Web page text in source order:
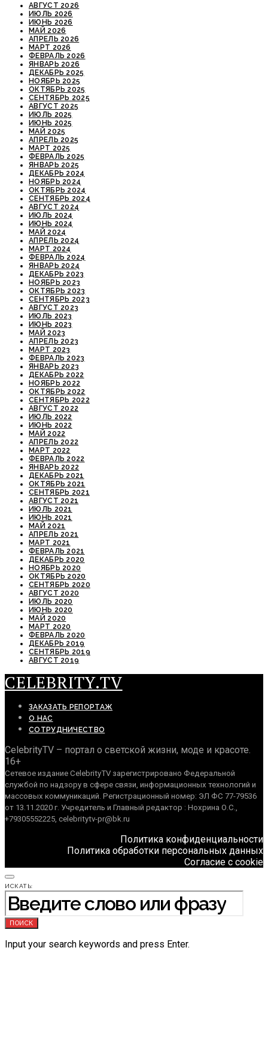
АВГУСТ 2026
ИЮЛЬ 2026
ИЮНЬ 2026
МАЙ 2026
АПРЕЛЬ 2026
МАРТ 2026
ФЕВРАЛЬ 2026
ЯНВАРЬ 2026
ДЕКАБРЬ 2025
НОЯБРЬ 2025
ОКТЯБРЬ 2025
СЕНТЯБРЬ 2025
АВГУСТ 2025
ИЮЛЬ 2025
ИЮНЬ 2025
МАЙ 2025
АПРЕЛЬ 2025
МАРТ 2025
ФЕВРАЛЬ 2025
ЯНВАРЬ 2025
ДЕКАБРЬ 2024
НОЯБРЬ 2024
ОКТЯБРЬ 2024
СЕНТЯБРЬ 2024
АВГУСТ 2024
ИЮЛЬ 2024
ИЮНЬ 2024
МАЙ 2024
АПРЕЛЬ 2024
МАРТ 2024
ФЕВРАЛЬ 2024
ЯНВАРЬ 2024
ДЕКАБРЬ 2023
НОЯБРЬ 2023
ОКТЯБРЬ 2023
СЕНТЯБРЬ 2023
АВГУСТ 2023
ИЮЛЬ 2023
ИЮНЬ 2023
МАЙ 2023
АПРЕЛЬ 2023
МАРТ 2023
ФЕВРАЛЬ 2023
ЯНВАРЬ 2023
ДЕКАБРЬ 2022
НОЯБРЬ 2022
ОКТЯБРЬ 2022
СЕНТЯБРЬ 2022
АВГУСТ 2022
ИЮЛЬ 2022
ИЮНЬ 2022
МАЙ 2022
АПРЕЛЬ 2022
МАРТ 2022
ФЕВРАЛЬ 2022
ЯНВАРЬ 2022
ДЕКАБРЬ 2021
ОКТЯБРЬ 2021
СЕНТЯБРЬ 2021
АВГУСТ 2021
ИЮЛЬ 2021
ИЮНЬ 2021
МАЙ 2021
АПРЕЛЬ 2021
МАРТ 2021
ФЕВРАЛЬ 2021
ДЕКАБРЬ 2020
НОЯБРЬ 2020
ОКТЯБРЬ 2020
СЕНТЯБРЬ 2020
АВГУСТ 2020
ИЮЛЬ 2020
ИЮНЬ 2020
МАЙ 2020
МАРТ 2020
ФЕВРАЛЬ 2020
ДЕКАБРЬ 2019
СЕНТЯБРЬ 2019
АВГУСТ 2019
CELEBRITY.TV
ЗАКАЗАТЬ РЕПОРТАЖ
О НАС
СОТРУДНИЧЕСТВО
CelebrityTV – портал о светской жизни, моде и красоте.
16+
Сетевое издание CelebrityTV зарегистрировано Федеральной
службой по надзору в сфере связи, информационных технологий и
массовых коммуникаций. Регистрационный номер: ЭЛ ФС 77-79536
от 13.11.2020 г. Учредитель и Главный редактор : Нохрина О.С.,
+79305552225, celebritytv-pr@bk.ru
Политика конфиденциальности
Политика обработки персональных данных
Согласие с cookie
ИСКАТЬ:
ПОИСК
Input your search keywords and press Enter.